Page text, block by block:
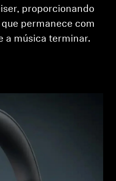
proporcionando
permanece com
a música terminar.